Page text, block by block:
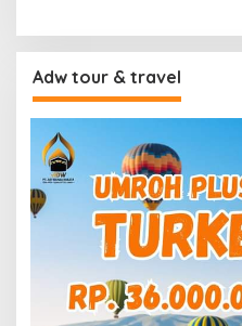
Adw tour & travel